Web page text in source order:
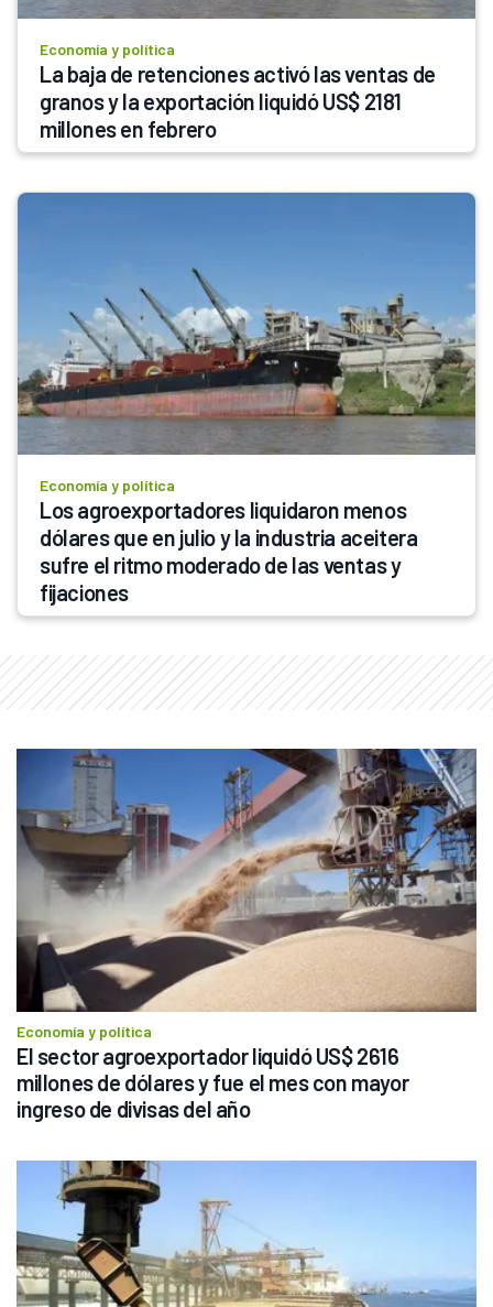
Economía y política
La baja de retenciones activó las ventas de
granos y la exportación liquidó US$ 2181
millones en febrero
Economía y política
Los agroexportadores liquidaron menos
dólares que en julio y la industria aceitera
sufre el ritmo moderado de las ventas y
fijaciones
Economía y política
El sector agroexportador liquidó US$ 2616
millones de dólares y fue el mes con mayor
ingreso de divisas del año